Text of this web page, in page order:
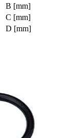
B [mm]
C [mm]
D [mm]